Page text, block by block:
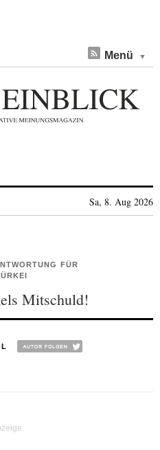
Menü
Sa, 8. Aug 2026
FÜR
Mitschuld!